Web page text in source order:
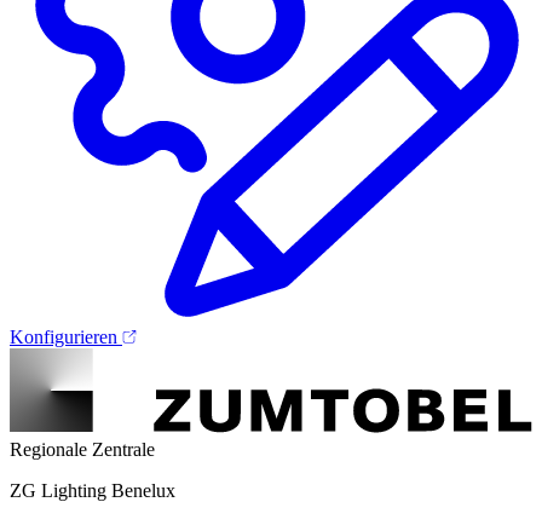
Konfigurieren
Regionale Zentrale
ZG Lighting Benelux